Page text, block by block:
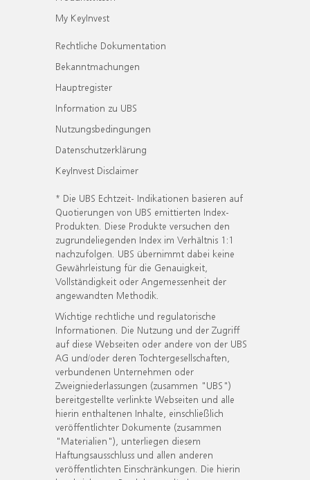
My KeyInvest
Rechtliche Dokumentation
Bekanntmachungen
Hauptregister
Information zu UBS
Nutzungsbedingungen
Datenschutzerklärung
KeyInvest Disclaimer
* Die UBS Echtzeit- Indikationen basieren auf
Quotierungen von UBS emittierten Index-
Produkten. Diese Produkte versuchen den
zugrundeliegenden Index im Verhältnis 1:1
nachzufolgen. UBS übernimmt dabei keine
Gewährleistung für die Genauigkeit,
Vollständigkeit oder Angemessenheit der
angewandten Methodik.
Wichtige rechtliche und regulatorische
Informationen. Die Nutzung und der Zugriff
auf diese Webseiten oder andere von der UBS
AG und/oder deren Tochtergesellschaften,
verbundenen Unternehmen oder
Zweigniederlassungen (zusammen "UBS")
bereitgestellte verlinkte Webseiten und alle
hierin enthaltenen Inhalte, einschließlich
veröffentlichter Dokumente (zusammen
"Materialien"), unterliegen diesem
Haftungsausschluss und allen anderen
veröffentlichten Einschränkungen. Die hierin